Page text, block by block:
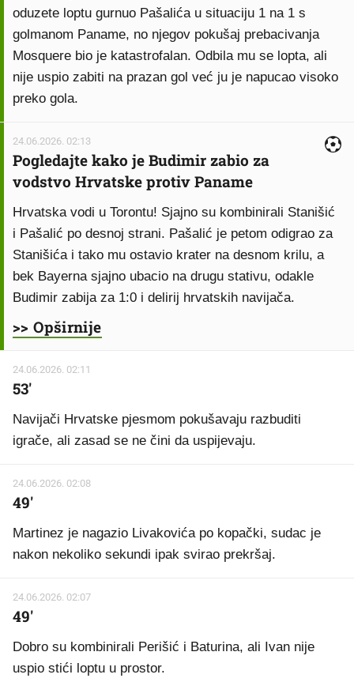
oduzete loptu gurnuo Pašalića u situaciju 1 na 1 s
golmanom Paname, no njegov pokušaj prebacivanja
Mosquere bio je katastrofalan. Odbila mu se lopta, ali
nije uspio zabiti na prazan gol već ju je napucao visoko
preko gola.
24.06.2026. 02:13
Pogledajte kako je Budimir zabio za
vodstvo Hrvatske protiv Paname
Hrvatska vodi u Torontu! Sjajno su kombinirali Stanišić
i Pašalić po desnoj strani. Pašalić je petom odigrao za
Stanišića i tako mu ostavio krater na desnom krilu, a
bek Bayerna sjajno ubacio na drugu stativu, odakle
Budimir zabija za 1:0 i delirij hrvatskih navijača.
>> Opširnije
24.06.2026. 02:11
53'
Navijači Hrvatske pjesmom pokušavaju razbuditi
igrače, ali zasad se ne čini da uspijevaju.
24.06.2026. 02:08
49'
Martinez je nagazio Livakovića po kopački, sudac je
nakon nekoliko sekundi ipak svirao prekršaj.
24.06.2026. 02:07
49'
Dobro su kombinirali Perišić i Baturina, ali Ivan nije
uspio stići loptu u prostor.